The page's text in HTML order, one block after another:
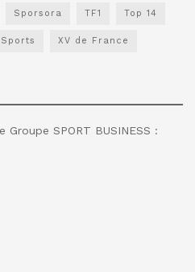
Sporsora TF1 Top 14
XV de France
SPORT BUSINESS :